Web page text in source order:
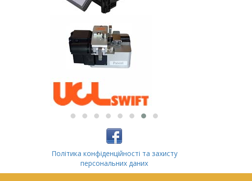
Політика конфіденційності та захисту
персональних даних